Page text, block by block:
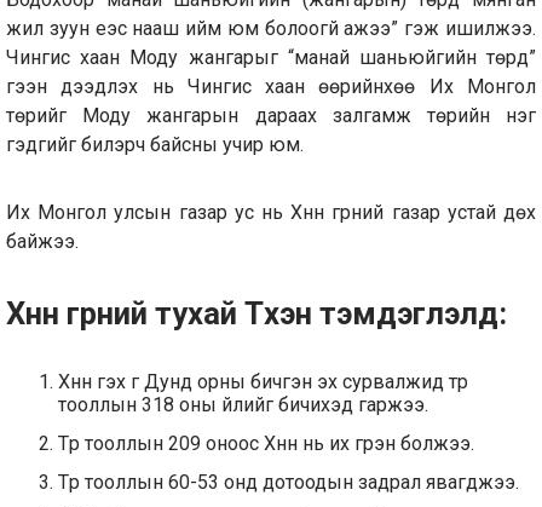
жил зуун үеэс нааш ийм юм болоогүй ажээ” гэж ишилжээ.
Чингис хаан Моду жангарыг “манай шаньюйгийн төрд”
гээн дээдлэх нь Чингис хаан өөрийнхөө Их Монгол
төрийг Моду жангарын дараах залгамж төрийн нэг
гэдгийг билэрч байсны учир юм.
Их Монгол улсын газар ус нь Хүннү гүрний газар устай дөхүү
байжээ.
Хүннү гүрний тухай Түүхэн тэмдэглэлд:
Хүннү гэх үг Дунд орны бичгэн эх сурвалжид түрүү
тооллын 318 оны үйлийг бичихэд гаржээ.
Түрүү тооллын 209 оноос Хүннү нь их гүрэн болжээ.
Түрүү тооллын 60-53 онд дотоодын задрал явагджээ.